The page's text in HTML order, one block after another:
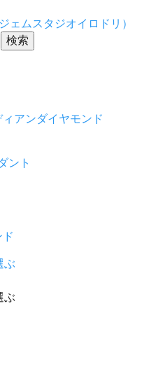
アンダイヤモンド
ント
ぶ
ぶ